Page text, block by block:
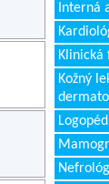
Interná
Klinická
Kožný